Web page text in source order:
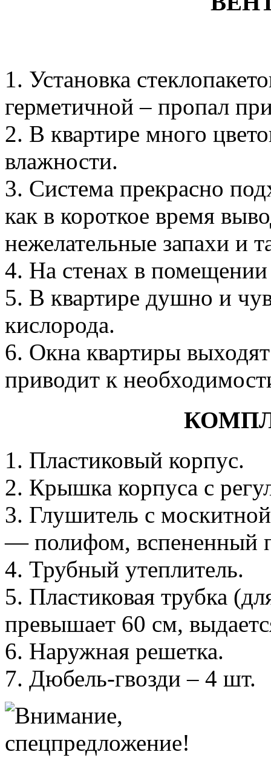
1. Установка
герметичной – пропал
2. В квартире много
влажности.
3. Система прекрасно
как в короткое время
нежелательные запахи и
4. На стенах в помещении
5. В квартире душно и
кислорода.
6. Окна квартиры
приводит к
1. Пластиковый корпус.
2. Крышка корпуса с
3. Глушитель с
— полифом, вспененный
4. Трубный утеплитель.
5. Пластиковая трубка
превышает 60 см,
6. Наружная решетка.
7. Дюбель-гвозди – 4 шт.